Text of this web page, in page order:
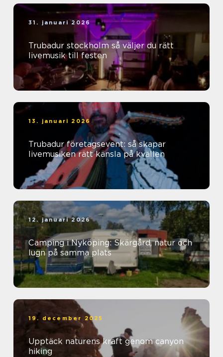
31. januari 2026
Trubadur stockholm så väljer du rätt
livemusik till festen
13. januari 2026
Trubadur företagsevent: så skapar
livemusiken rätt känsla på kvällen
12. januari 2026
Camping i Nyköping: Skärgård, natur och
lugn på samma plats
19. december 2025
Upptäck naturens kraft genom canyon
hiking